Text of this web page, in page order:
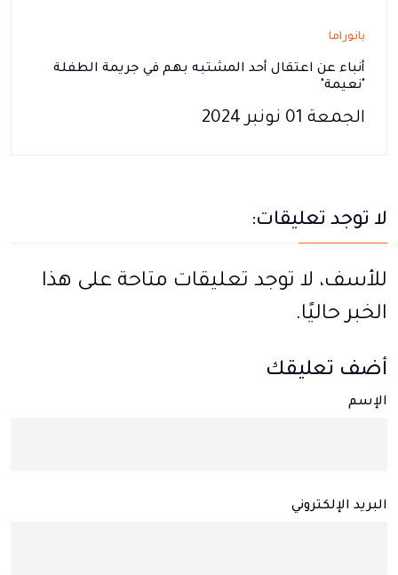
بانوراما
أنباء عن اعتقال أحد المشتبه بهم في جريمة الطفلة
"نعيمة"
الجمعة 01 نونبر 2024
لا توجد تعليقات:
للأسف، لا توجد تعليقات متاحة على هذا
الخبر حاليًا.
أضف تعليقك
الإسم
البريد الإلكتروني